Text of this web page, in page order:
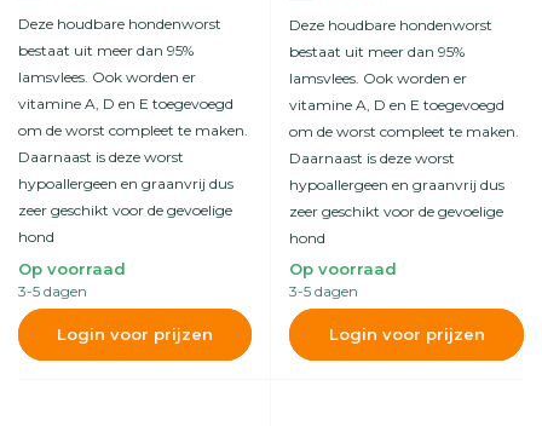
Deze houdbare hondenworst
bestaat uit meer dan 95%
lamsvlees. Ook worden er
vitamine A, D en E toegevoegd
om de worst compleet te maken.
Daarnaast is deze worst
hypoallergeen en graanvrij dus
zeer geschikt voor de gevoelige
hond
Op voorraad
3-5 dagen
Login voor prijzen
Deze houdbare hondenworst
bestaat uit meer dan 95%
lamsvlees. Ook worden er
vitamine A, D en E toegevoegd
om de worst compleet te maken.
Daarnaast is deze worst
hypoallergeen en graanvrij dus
zeer geschikt voor de gevoelige
hond
Op voorraad
3-5 dagen
Login voor prijzen